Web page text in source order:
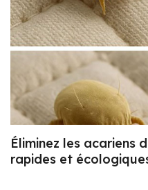
Éliminez les acariens
rapides et